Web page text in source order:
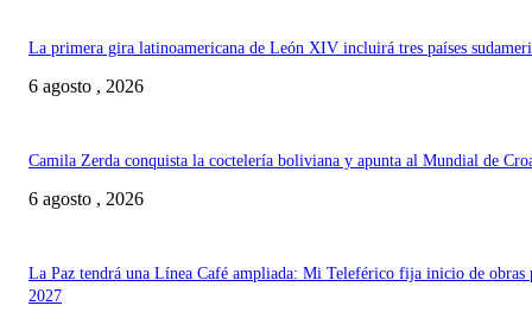
La primera gira latinoamericana de León XIV incluirá tres países
6 agosto , 2026
Camila Zerda conquista la coctelería boliviana y apunta al Mundial de
6 agosto , 2026
La Paz tendrá una Línea Café ampliada: Mi Teleférico fija inicio de obras
2027